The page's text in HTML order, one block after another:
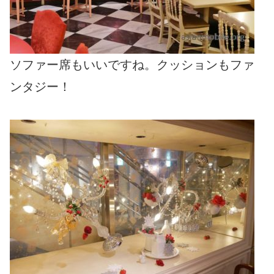
ソファー席もいいですね。クッションもファ
ンタジー！